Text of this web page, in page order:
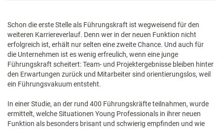
Schon die erste Stelle als Führungskraft ist wegweisend für den
weiteren Karriereverlauf. Denn wer in der neuen Funktion nicht
erfolgreich ist, erhält nur selten eine zweite Chance. Und auch für
die Unternehmen ist es wenig erfreulich, wenn eine junge
Führungskraft scheitert: Team- und Projektergebnisse bleiben hinter
den Erwartungen zurück und Mitarbeiter sind orientierungslos, weil
ein Führungsvakuum entsteht.
In einer Studie, an der rund 400 Führungskräfte teilnahmen, wurde
ermittelt, welche Situationen Young Professionals in ihrer neuen
Funktion als besonders brisant und schwierig empfinden und wie